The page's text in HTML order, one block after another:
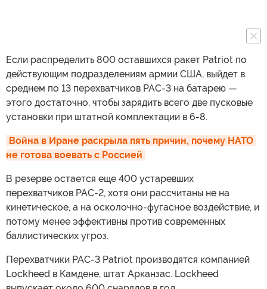
Если распределить 800 оставшихся ракет Patriot по
действующим подразделениям армии США, выйдет в
среднем по 13 перехватчиков PAC-3 на батарею —
этого достаточно, чтобы зарядить всего две пусковые
установки при штатной комплектации в 6-8.
Война в Иране раскрыла пять причин, почему НАТО
не готова воевать с Россией
В резерве остается еще 400 устаревших
перехватчиков PAC-2, хотя они рассчитаны не на
кинетическое, а на осколочно-фугасное воздействие, и
потому менее эффективны против современных
баллистических угроз.
Перехватчики PAC-3 Patriot производятся компанией
Lockheed в Камдене, штат Арканзас. Lockheed